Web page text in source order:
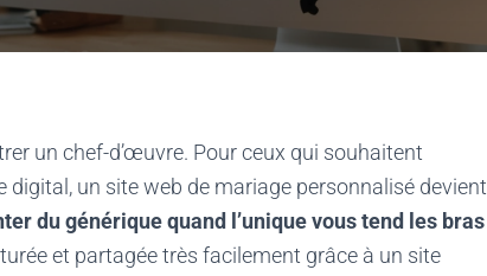
un chef-d’œuvre. Pour ceux qui souhaitent
un site web de mariage personnalisé devient
du générique quand l’unique vous tend les bras
et partagée très facilement grâce à un site